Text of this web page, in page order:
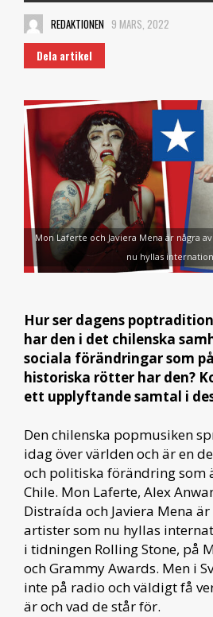
REDAKTIONEN 9 MARS, 2022
Dela artikel
Mon Laferte och Javiera Mena är några
nu hyllas
Hur ser dagens
har den i det chilenska
sociala förändringar som
historiska rötter har den?
ett upplyftande samtal i
Den chilenska popmusiken
idag över världen och är en
och politiska förändring som
Chile. Mon Laferte, Alex
Distraída och Javiera Mena
artister som nu hyllas
i tidningen Rolling Stone, på
och Grammy Awards. Men i
inte på radio och väldigt få
är och vad de står för.